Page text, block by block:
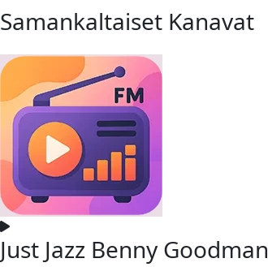
Samankaltaiset Kanavat
Just Jazz Benny Goodman